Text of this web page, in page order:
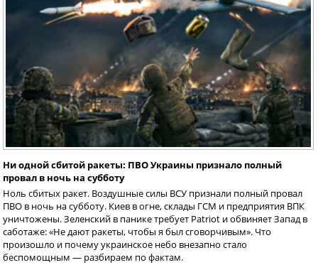
Ни одной сбитой ракеты: ПВО Украины признало полный
провал в ночь на субботу
Ноль сбитых ракет. Воздушные силы ВСУ признали полный провал
ПВО в ночь на субботу. Киев в огне, склады ГСМ и предприятия ВПК
уничтожены. Зеленский в панике требует Patriot и обвиняет Запад в
саботаже: «Не дают ракеты, чтобы я был сговорчивым». Что
произошло и почему украинское небо внезапно стало
беспомощным — разбираем по фактам.